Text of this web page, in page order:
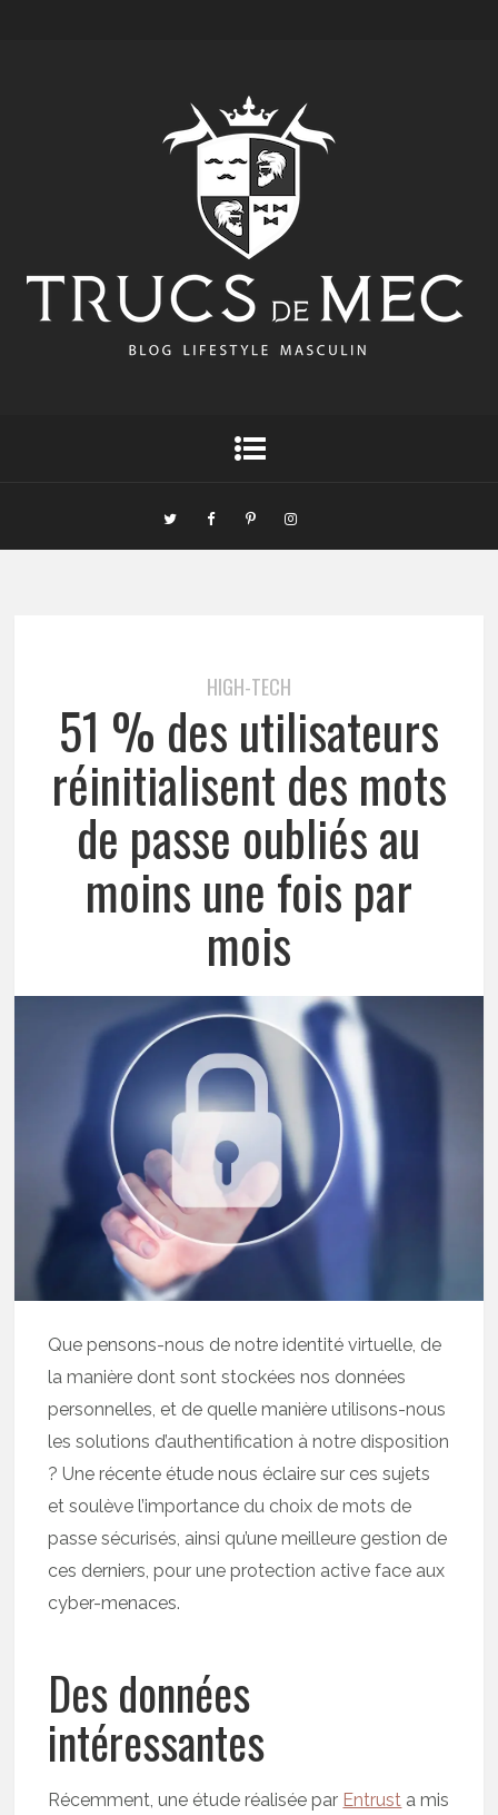
HIGH-TECH
51 % des utilisateurs
réinitialisent des mots
de passe oubliés au
moins une fois par
mois
Que pensons-nous de notre identité virtuelle, de
la manière dont sont stockées nos données
personnelles, et de quelle manière utilisons-nous
les solutions d’authentification à notre disposition
? Une récente étude nous éclaire sur ces sujets
et soulève l’importance du choix de mots de
passe sécurisés, ainsi qu’une meilleure gestion de
ces derniers, pour une protection active face aux
cyber-menaces.
Des données
intéressantes
Récemment, une étude réalisée par Entrust a mis